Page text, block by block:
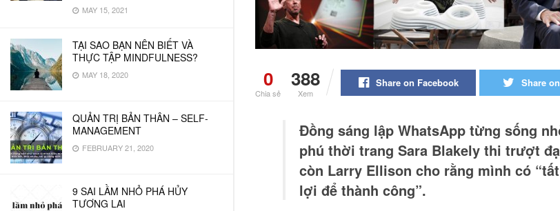
MAY 15, 2021
TẠI SAO BẠN NÊN BIẾT VÀ
THỰC TẬP MINDFULNESS?
MAY 18, 2020
QUẢN TRỊ BẢN THÂN – SELF-
MANAGEMENT
FEBRUARY 21, 2020
9 SAI LẦM NHỎ PHÁ HỦY
TƯƠNG LAI
0
Chia sẻ
388
Xem
Share on Facebook Share
Đồng sáng lập WhatsApp từng sống
phú thời trang Sara Blakely thi trượt
còn Larry Ellison cho rằng mình có
lợi để thành công”.